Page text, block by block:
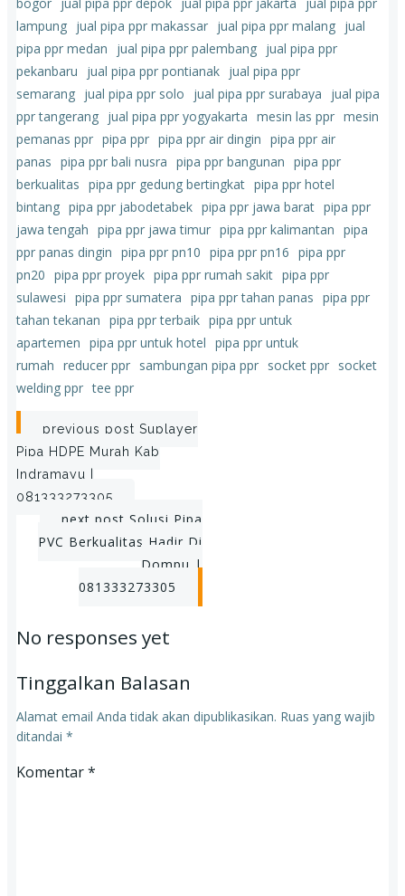
lampung jual pipa ppr makassar jual pipa ppr malang jual
pipa ppr medan
jual pipa ppr palembang jual pipa ppr
pekanbaru
jual pipa ppr pontianak jual pipa ppr
semarang jual pipa ppr solo jual pipa ppr surabaya
jual pipa
ppr tangerang jual pipa ppr yogyakarta mesin las ppr mesin
pemanas ppr pipa ppr pipa ppr air dingin pipa ppr air
panas pipa ppr bali nusra pipa ppr bangunan pipa ppr
berkualitas pipa ppr gedung bertingkat pipa ppr hotel
bintang pipa ppr jabodetabek pipa ppr jawa barat pipa ppr
jawa tengah pipa ppr jawa timur pipa ppr kalimantan pipa
ppr panas dingin pipa ppr pn10 pipa ppr pn16 pipa ppr
pn20 pipa ppr proyek pipa ppr rumah sakit pipa ppr
sulawesi pipa ppr sumatera pipa ppr tahan panas pipa ppr
tahan tekanan pipa ppr terbaik pipa ppr untuk
apartemen pipa ppr untuk hotel pipa ppr untuk
rumah reducer ppr sambungan pipa ppr socket ppr socket
welding ppr tee ppr
Post
navigation
previous post Suplayer
Pipa HDPE Murah Kab
Indramayu |
081333273305
Post
navigation
next post Solusi Pipa
PVC Berkualitas Hadir Di
Dompu |
081333273305
No responses yet
Tinggalkan Balasan
Alamat email Anda tidak akan dipublikasikan. Ruas yang wajib
ditandai *
Komentar*